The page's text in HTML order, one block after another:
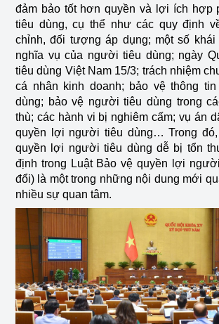
đảm bảo tốt hơn quyền và lợi ích hợp
tiêu dùng, cụ thể như các quy định
chỉnh, đối tượng áp dụng; một số khái
nghĩa vụ của người tiêu dùng; ngày
tiêu dùng Việt Nam 15/3; trách nhiệm
cá nhân kinh doanh; bảo vệ thông
dùng; bảo vệ người tiêu dùng trong
thù; các hành vi bị nghiêm cấm; vụ án
quyền lợi người tiêu dùng… Trong
quyền lợi người tiêu dùng dễ bị tổn
định trong Luật Bảo vệ quyền lợi
đổi) là một trong những nội dung mới
nhiều sự quan tâm.